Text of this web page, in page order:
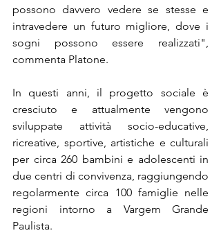
possono davvero vedere se stesse e
intravedere un futuro migliore, dove i
sogni possono essere realizzati",
commenta Platone.
In questi anni, il progetto sociale è
cresciuto e attualmente vengono
sviluppate attività socio-educative,
ricreative, sportive, artistiche e culturali
per circa 260 bambini e adolescenti in
due centri di convivenza, raggiungendo
regolarmente circa 100 famiglie nelle
regioni intorno a Vargem Grande
Paulista.